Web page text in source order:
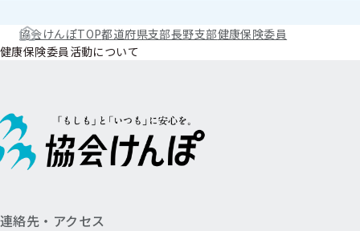
協会けんぽTOP都道府県支部長野支部健康保険委員
健康保険委員活動について
連絡先・アクセス